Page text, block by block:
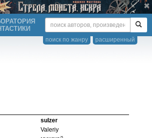
расширенный
поиск по жанру
sulzer
Valeriy